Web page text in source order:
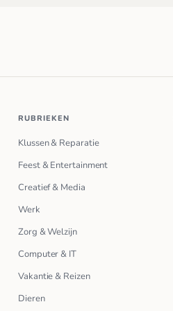
RUBRIEKEN
Klussen & Reparatie
Feest & Entertainment
Creatief & Media
Werk
Zorg & Welzijn
Computer & IT
Vakantie & Reizen
Dieren